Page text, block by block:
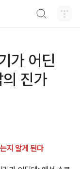
가 어딘
진가
지 알게 된다